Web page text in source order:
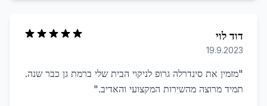
דוד לוי
19.9.2023
"מזמין את סינדרלה גרופ לניקוי הבית שלי ברמת גן כבר שנה.
תמיד מרוצה מהשירות המקצועי והאדיב."